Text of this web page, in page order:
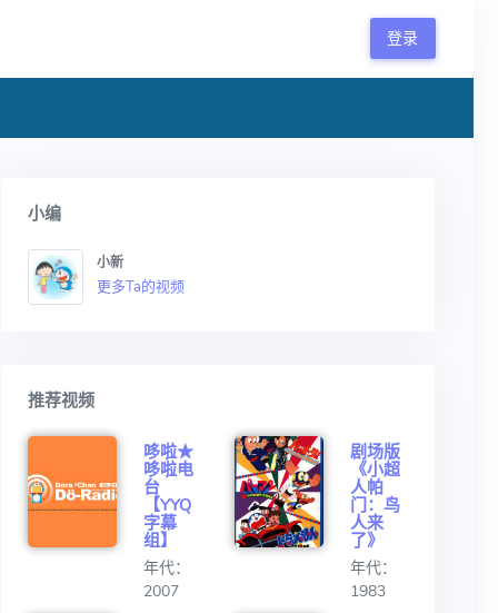
登录
小编
小新
更多Ta的视频
推荐视频
哆啦★
哆啦电
台
【YYQ
字幕
组】
年代：
2007
剧场版
《小超
人帕
门：鸟
人来
了》
年代：
1983